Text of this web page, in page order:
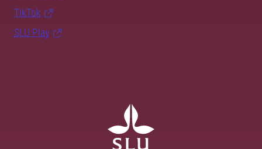
TikTok
SLU Play